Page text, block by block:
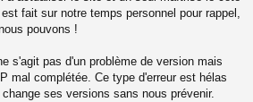
fait sur notre temps personnel pour rappel,
pouvons !
s'agit pas d'un problème de version mais
mal complétée. Ce type d'erreur est hélas
ses versions sans nous prévenir.